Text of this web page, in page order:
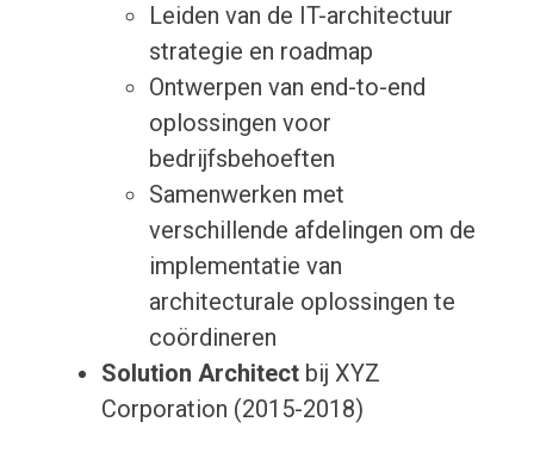
Leiden van de IT-architectuur
strategie en roadmap
Ontwerpen van end-to-end
oplossingen voor
bedrijfsbehoeften
Samenwerken met
verschillende afdelingen om de
implementatie van
architecturale oplossingen te
coördineren
Solution Architectbij XYZ
Corporation (2015-2018)